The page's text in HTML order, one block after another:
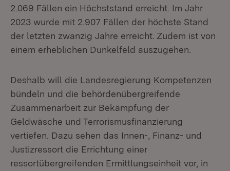
2.069 Fällen ein Höchststand erreicht. Im Jahr
2023 wurde mit 2.907 Fällen der höchste Stand
der letzten zwanzig Jahre erreicht. Zudem ist von
einem erheblichen Dunkelfeld auszugehen.
Deshalb will die Landesregierung Kompetenzen
bündeln und die behördenübergreifende
Zusammenarbeit zur Bekämpfung der
Geldwäsche und Terrorismusfinanzierung
vertiefen. Dazu sehen das Innen-, Finanz- und
Justizressort die Errichtung einer
ressortübergreifenden Ermittlungseinheit vor, in